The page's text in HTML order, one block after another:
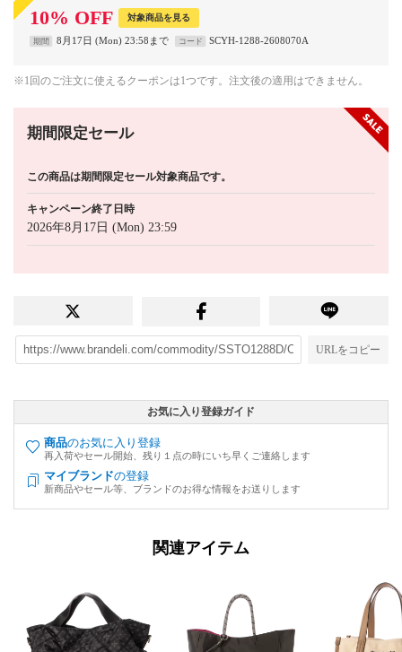
10% OFF 対象商品を見る
期間 8月17日 (Mon) 23:58まで コード SCYH-1288-2608070A
※1回のご注文に使えるクーポンは1つです。注文後の適用はできません。
期間限定セール
この商品は期間限定セール対象商品です。
キャンペーン終了日時
2026年8月17日 (Mon) 23:59
URLをコピー
お気に入り登録ガイド
商品のお気に入り登録
再入荷やセール開始、残り１点の時にいち早くご連絡します
マイブランドの登録
新商品やセール等、ブランドのお得な情報をお送りします
関連アイテム